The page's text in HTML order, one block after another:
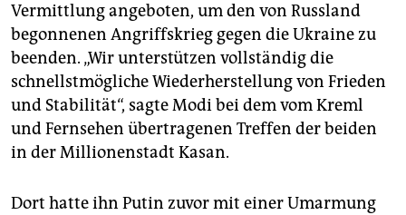
Vermittlung angeboten, um den von Russland
begonnenen Angriffskrieg gegen die Ukraine zu
beenden. „Wir unterstützen vollständig die
schnellstmögliche Wiederherstellung von Frieden
und Stabilität“, sagte Modi bei dem vom Kreml
und Fernsehen übertragenen Treffen der beiden
in der Millionenstadt Kasan.
Dort hatte ihn Putin zuvor mit einer Umarmung